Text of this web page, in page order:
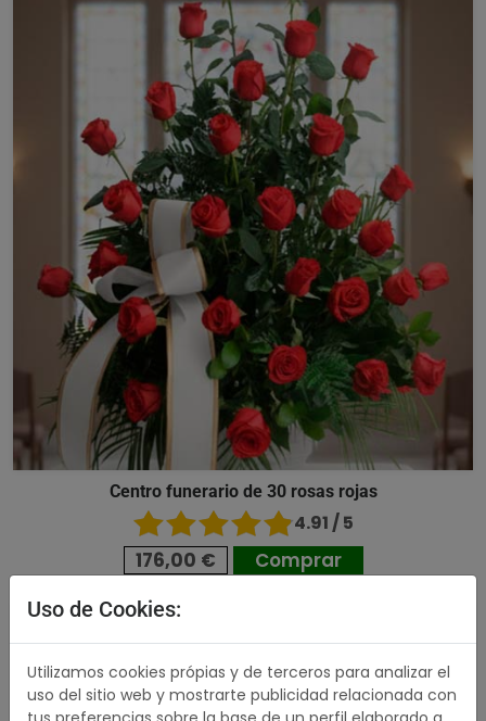
Centro funerario de 30 rosas rojas
4.91 / 5
176,00 € Comprar
489,00 €
Uso de Cookies:
Utilizamos cookies própias y de terceros para analizar el
uso del sitio web y mostrarte publicidad relacionada con